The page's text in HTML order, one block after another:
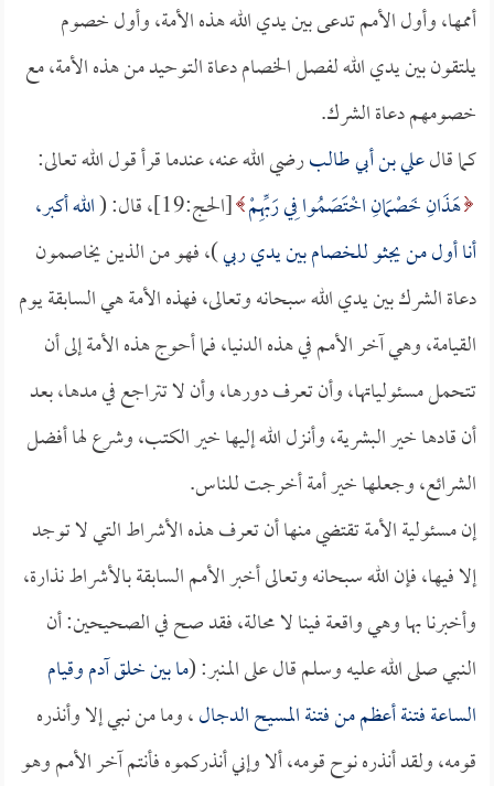
أممها، وأول الأمم تدعى بين يدي الله هذه الأمة، وأول خصوم
يلتقون بين يدي الله لفصل الخصام دعاة التوحيد من هذه الأمة، مع
خصومهم دعاة الشرك.
كما قالعلي بن أبي طالبرضي الله عنه، عندما قرأ قول الله تعالى:
هَذَانِ خَصْمَانِ اخْتَصَمُوا فِي رَبِّهِمْ [الحج:19]، قال: (
الله أكبر،
أنا أول من يجثو للخصام بين يدي ربي)، فهو من الذين يخاصمون
دعاة الشرك بين يدي الله سبحانه وتعالى، فهذه الأمة هي السابقة يوم
القيامة، وهي آخر الأمم في هذه الدنيا، فما أحوج هذه الأمة إلى أن
تتحمل مسئولياتها، وأن تعرف دورها، وأن لا تتراجع في مدها، بعد
أن قادها خير البشرية، وأنزل الله إليها خير الكتب، وشرع لها أفضل
الشرائع، وجعلها خير أمة أخرجت للناس.
إن مسئولية الأمة تقتضي منها أن تعرف هذه الأشراط التي لا توجد
إلا فيها، فإن الله سبحانه وتعالى أخبر الأمم السابقة بالأشراط نذارة،
وأخبرنا بها وهي واقعة فينا لا محالة، فقد صح في الصحيحين: أن
النبي صلى الله عليه وسلم قال على المنبر: (ما بين خلق آدم وقيام
الساعة فتنة أعظم من فتنةالمسيح الدجال، وما من نبي إلا وأنذره
قومه، ولقد أنذره نوح قومه، ألا وإني أنذركموه فأنتم آخر الأمم وهو